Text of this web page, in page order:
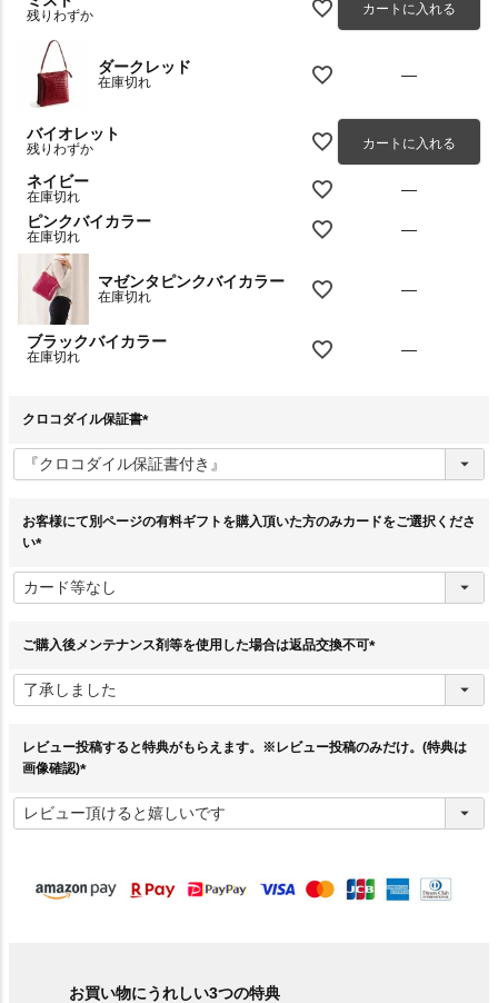
残りわずか カートに入れる
ダークレッド
在庫切れ —
バイオレット
残りわずか カートに入れる
ネイビー
在庫切れ
—
ピンクバイカラー
在庫切れ —
マゼンタピンクバイカラー
在庫切れ —
ブラックバイカラー
在庫切れ —
クロコダイル保証書
必
須
お客様にて別ページの有料ギフトを購入頂いた方のみカードをご選択くださ
い
必
須
ご購入後メンテナンス剤等を使用した場合は返品交換不可
須
レビュー投稿すると特典がもらえます。※レビュー投稿のみだけ。(特典は
画像確認)
必
須
お買い物にうれしい3つの特典